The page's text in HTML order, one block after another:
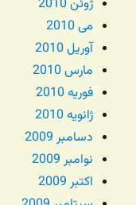
ژوئن 2010
می 2010
آوریل 2010
مارس 2010
فوریه 2010
ژانویه 2010
دسامبر 2009
نوامبر 2009
اکتبر 2009